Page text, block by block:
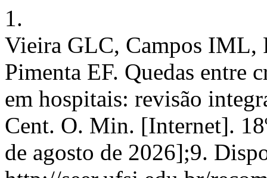
1.
Vieira GLC, Campos IML,
Pimenta EF. Quedas entre
em hospitais: revisão
Cent. O. Min. [Internet].
de agosto de 2026];9.